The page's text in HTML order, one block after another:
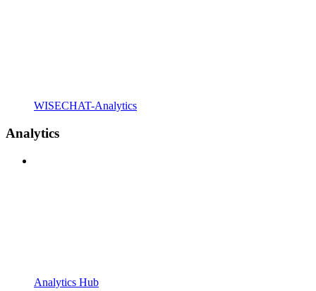
WISECHAT-Analytics
Analytics
Analytics Hub